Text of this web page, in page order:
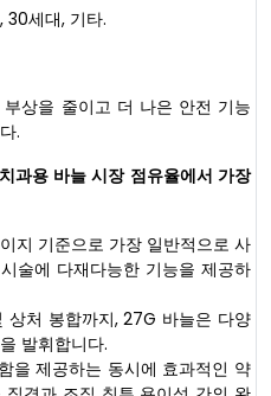
30세대, 기타.
상을 줄이고 더 나은 안전 기능
.
과용 바늘 시장 점유율에서 가장
지 기준으로 가장 일반적으로 사
술에 다재다능한 기능을 제공하
상처 봉합까지, 27G 바늘은 다양
발휘합니다.
을 제공하는 동시에 효과적인 약